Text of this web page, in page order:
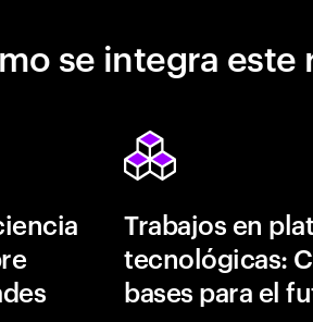
se integra
Trabajos en
tecnológicas:
bases para el